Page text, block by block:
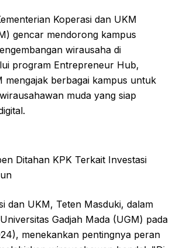
Koperasi dan UKM
gencar mendorong kampus
wirausaha di
program Entrepreneur Hub,
mengajak berbagai kampus untuk
muda yang siap
Ditahan KPK Terkait Investasi
dan UKM, Teten Masduki, dalam
Gadjah Mada (UGM) pada
menekankan pentingnya peran